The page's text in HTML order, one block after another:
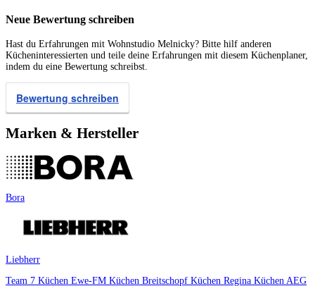
Neue Bewertung schreiben
Hast du Erfahrungen mit Wohnstudio Melnicky? Bitte hilf anderen
Kücheninteressierten und teile deine Erfahrungen mit diesem Küchenplaner,
indem du eine Bewertung schreibst.
Bewertung schreiben
Marken & Hersteller
Bora
Liebherr
Team 7 Küchen Ewe-FM Küchen Breitschopf Küchen Regina Küchen AEG